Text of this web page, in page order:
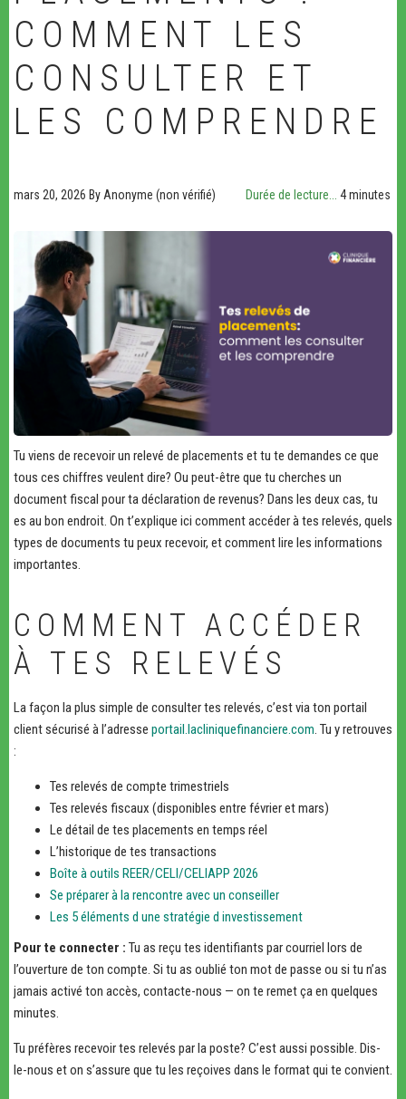
COMMENT LES
CONSULTER ET
LES COMPRENDRE
mars 20, 2026 ByAnonyme (non vérifié) Durée de lecture... 4 minutes
Tu viens de recevoir un relevé de placements et tu te demandes ce que
tous ces chiffres veulent dire? Ou peut-être que tu cherches un
document fiscal pour ta déclaration de revenus? Dans les deux cas, tu
es au bon endroit. On t’explique ici comment accéder à tes relevés, quels
types de documents tu peux recevoir, et comment lire les informations
importantes.
COMMENT ACCÉDER
À TES RELEVÉS
La façon la plus simple de consulter tes relevés, c’est via ton portail
client sécurisé à l’adresse portail.lacliniquefinanciere.com. Tu y retrouves
:
Tes relevés de compte trimestriels
Tes relevés fiscaux (disponibles entre février et mars)
Le détail de tes placements en temps réel
L’historique de tes transactions
Boîte à outils REER/CELI/CELIAPP 2026
Se préparer à la rencontre avec un conseiller
Les 5 éléments d une stratégie d investissement
Pour te connecter : Tu as reçu tes identifiants par courriel lors de
l’ouverture de ton compte. Si tu as oublié ton mot de passe ou si tu n’as
jamais activé ton accès, contacte-nous — on te remet ça en quelques
minutes.
Tu préfères recevoir tes relevés par la poste? C’est aussi possible. Dis-
le-nous et on s’assure que tu les reçoives dans le format qui te convient.